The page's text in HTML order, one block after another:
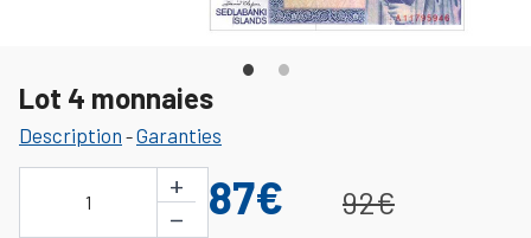
Lot 4 monnaies
Description -Garanties
1
+
−
87€ 92€